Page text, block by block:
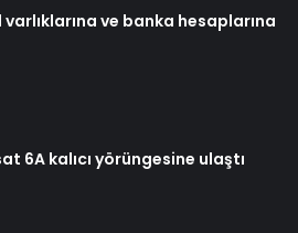
varlıklarına ve banka hesaplarına
6A kalıcı yörüngesine ulaştı